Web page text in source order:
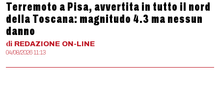
Terremoto a Pisa, avvertita in tutto il nord
della Toscana: magnitudo 4.3 ma nessun
danno
di REDAZIONE ON-LINE
04/08/2026 11:13